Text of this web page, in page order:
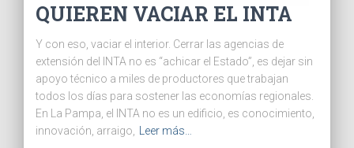
QUIEREN VACIAR EL INTA
Y con eso, vaciar el interior. Cerrar las agencias de
extensión del INTA no es “achicar el Estado”, es dejar sin
apoyo técnico a miles de productores que trabajan
todos los días para sostener las economías regionales.
En La Pampa, el INTA no es un edificio, es conocimiento,
innovación, arraigo, Leer más…